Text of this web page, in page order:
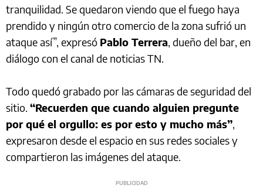
tranquilidad. Se quedaron viendo que el fuego haya
prendido y ningún otro comercio de la zona sufrió un
ataque así”, expresó Pablo Terrera, dueño del bar, en
diálogo con el canal de noticias TN.
Todo quedó grabado por las cámaras de seguridad del
sitio. “Recuerden que cuando alguien pregunte
por qué el orgullo: es por esto y mucho más”,
expresaron desde el espacio en sus redes sociales y
compartieron las imágenes del ataque.